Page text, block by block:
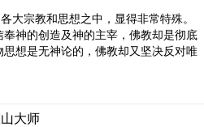
大宗教和思想之中，显得非常特殊。
奉神的创造及神的主宰，佛教却是彻底
思想是无神论的，佛教却又坚决反对唯
大师